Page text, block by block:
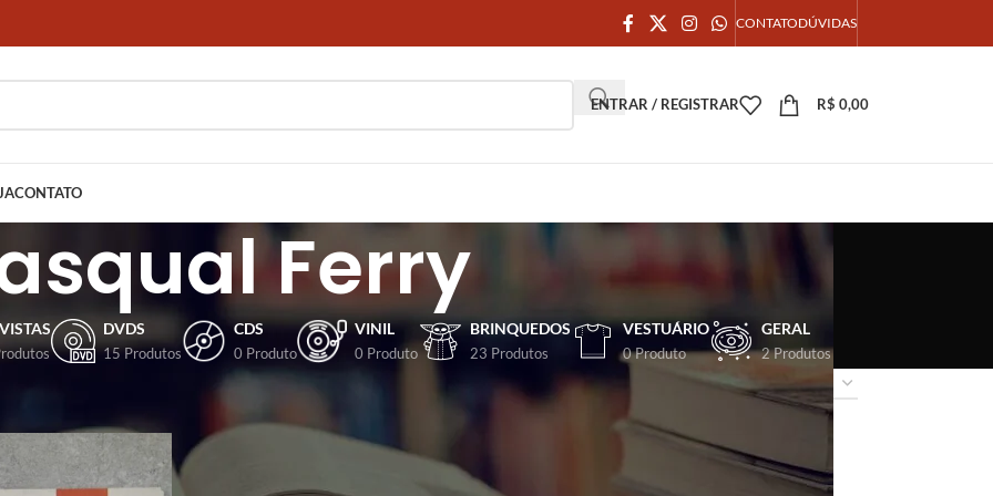
CONTATODÚVIDAS
ENTRAR / REGISTRAR R$ 0,00
CONTATO
Ferry
DVDS
15 Produtos
CDS
0 Produto
VINIL
0 Produto
BRINQUEDOS
23 Produtos
VESTUÁRIO
0 Produto
GERAL
2 Produtos
com a tag “Pasqual Ferry” 18 24